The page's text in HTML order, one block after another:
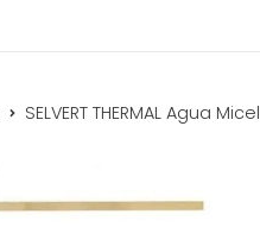
SELVERT THERMAL Agua